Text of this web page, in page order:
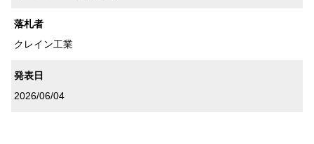
落札者
クレイン工業
発表日
2026/06/04